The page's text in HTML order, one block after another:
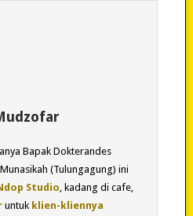
Bapak Dokterandes
(Tulungagung) ini
Studio , kadang di cafe,
untuk klien-kliennya